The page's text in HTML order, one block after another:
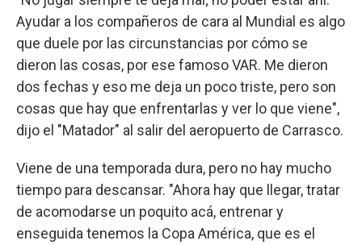
Ayudar a los compañeros de cara al Mundial es algo
que duele por las circunstancias por cómo se
dieron las cosas, por ese famoso VAR. Me dieron
dos fechas y eso me deja un poco triste, pero son
cosas que hay que enfrentarlas y ver lo que viene",
dijo el "Matador" al salir del aeropuerto de Carrasco.
Viene de una temporada dura, pero no hay mucho
tiempo para descansar. "Ahora hay que llegar, tratar
de acomodarse un poquito acá, entrenar y
enseguida tenemos la Copa América, que es el